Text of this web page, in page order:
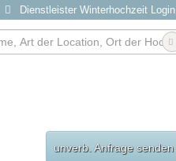
Dienstleister Winterhochzeit Login
unverb. Anfrage senden